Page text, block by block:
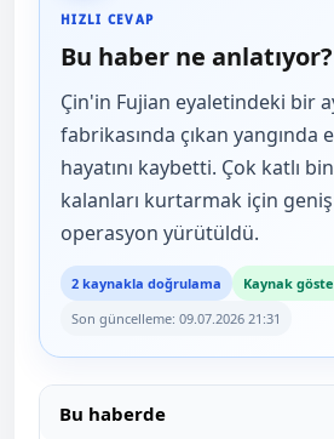
HIZLI CEVAP
Bu haber ne anlatıyor?
Çin'in Fujian eyaletindeki bir
fabrikasında çıkan yangında
hayatını kaybetti. Çok katlı
kalanları kurtarmak için
operasyon yürütüldü.
2 kaynakla doğrulama
Kaynak
Son güncelleme: 09.07.2026 21:31
Bu haberde